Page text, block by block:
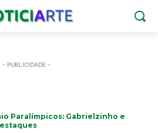
- PUBLICIDADE -
Paralímpicos: Gabrielzinho e